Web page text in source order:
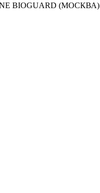
BIOGUARD (МОСКВА)